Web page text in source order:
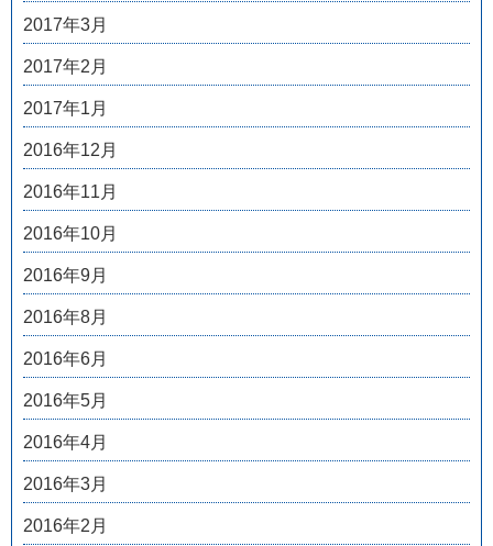
2017年3月
2017年2月
2017年1月
2016年12月
2016年11月
2016年10月
2016年9月
2016年8月
2016年6月
2016年5月
2016年4月
2016年3月
2016年2月